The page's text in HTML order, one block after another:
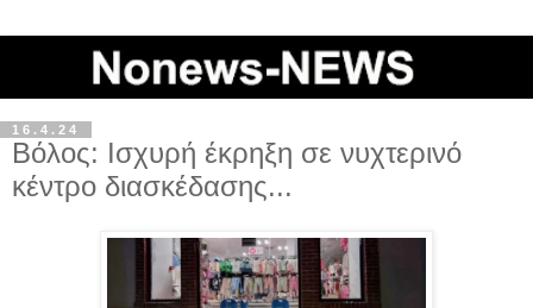
16.4.24
Βόλος: Ισχυρή έκρηξη σε νυχτερινό
κέντρο διασκέδασης...